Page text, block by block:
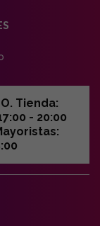
Tienda:
- 20:00